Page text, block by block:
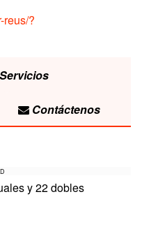
reus/?
Servicios
Contáctenos
y 22 dobles